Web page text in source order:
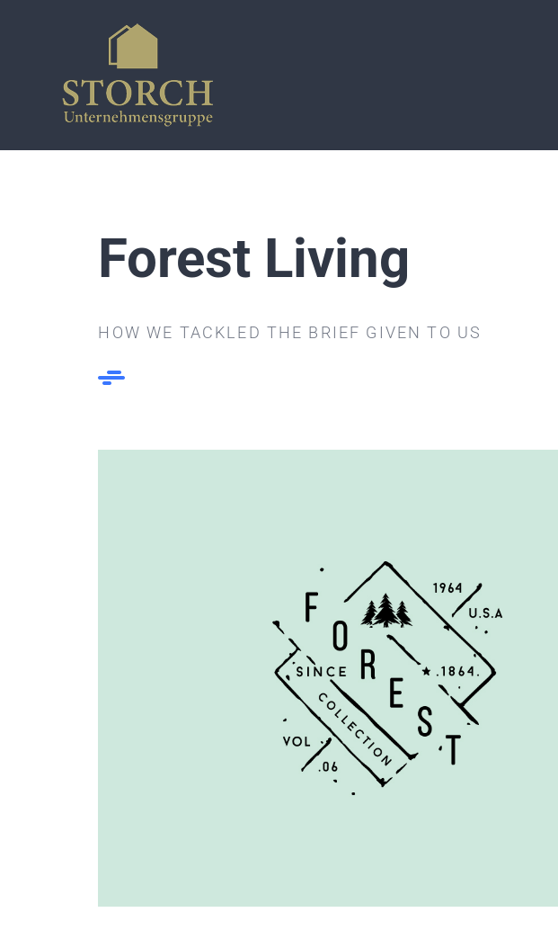
Forest Living
HOW WE TACKLED THE BRIEF GIVEN TO US